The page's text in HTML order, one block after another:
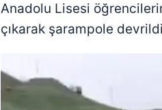
Anadolu Lisesi
çıkarak şarampole